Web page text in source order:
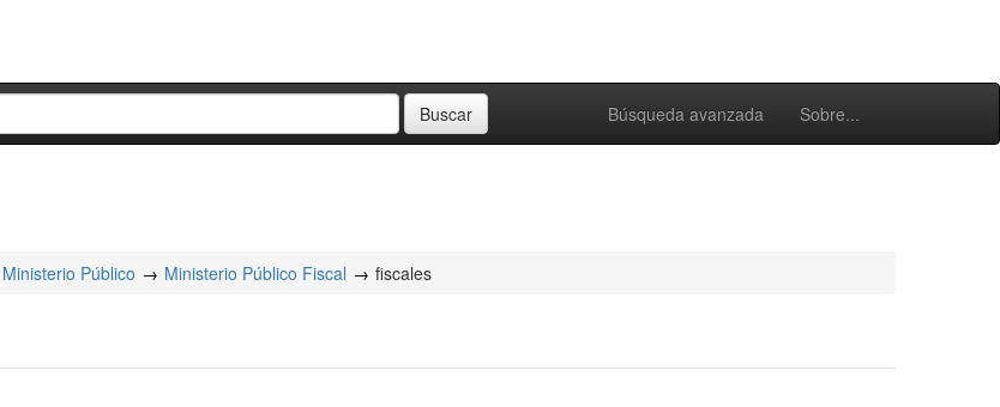
Búsqueda avanzada Sobre...
Ministerio Público Ministerio Público Fiscal fiscales